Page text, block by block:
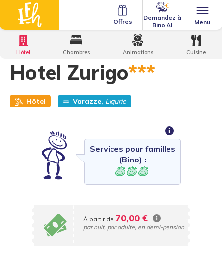
Menu
Demandez à
Bino AI
Offres
Home Family Hotels·Hôtel Zurigo
Hotel Zurigo***
Hôtel Varazze, Ligurie
Services pour familles
(Bino) :
À partir de 70,00 €
par nuit, par adulte, en demi-pension
Hôtel Chambres Animations Cuisine